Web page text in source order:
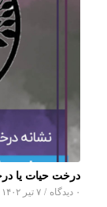
درخت حیات یا
۰ دیدگاه / ۷ تیر ۱۴۰۲